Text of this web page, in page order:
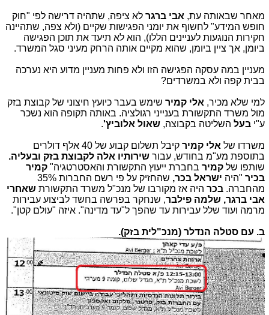
מאחר שבאותה עת, אבי ברגר לא ציפה, שתהיה דרישה לפי "חוק
חופש המידע" לחשוף את יומני הפגישות שקיים (ולא צפה, שתהיינה
חקירות הנוגעות לעניינים הללו), הוא לא תיעד את תוכן הפגישה
ביומן, אך ציין ביומן, שהוא מקיים אותה הרחק מעיני סגל המשרד.
מעניין במה עסקה הפגישה הזו ולא פחות מעניין מדוע היא נערכה
בבית קפה ולא במשרדים?
למי שלא מכיר, אלי קמיר שימש בעבר כיועץ חיצוני של קבוצת בזק
מול משרד התקשורת בענייני רגולציה. באותה תקופה הוא נשכר
ע"י בעל השליטה בקבוצה, שאול אלוביץ'.
משרדו של אלי קמיר
קיבל תשלום קבוע של 40 אלף דולרים
בתוספת מע"מ בחודש, עבור שירותיו אלה לקבוצת בזק ובעליה.
שותפו של קמיר בחברת ייעוץ התקשורת והאסטרטגיה" קמיר
בכיר "היה ישראל בכר,
שהחזיק על פי רשם החברות 35%
מהחברה. בכר היה אז מקורבו של מנכ"ל משרד התקשורת שאחרי
אבי ברגר, שלמה פילבר, שנחקר בפרשה בחשד לביצוע עבירות
מרמה ועוד שלל עבירות עד שהפך ל"עד מדינה". איזה "עולם קטן".
ב. עם סטלה הנדלר (מנכ"לית בזק).